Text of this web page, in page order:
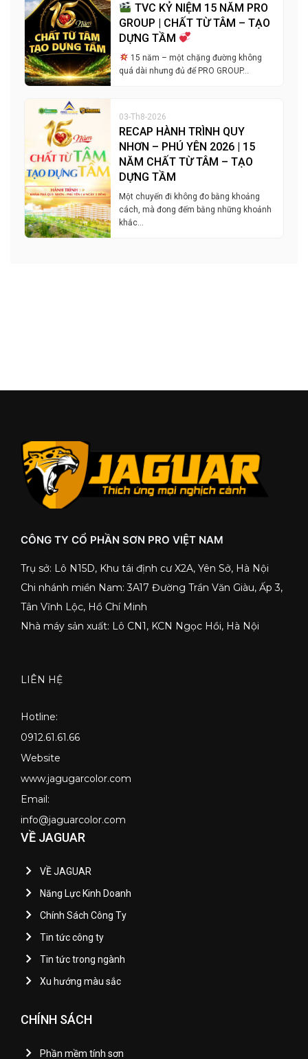
TVC KỶ NIỆM 15 NĂM PRO
GROUP | CHẤT TỪ TÂM – TẠO
DỰNG TẦM
15 năm – một chặng đường không
quá dài nhưng đủ để PRO GROUP…
03-Th8-2026
RECAP HÀNH TRÌNH QUY
NHƠN – PHÚ YÊN 2026 | 15
NĂM CHẤT TỪ TÂM – TẠO
DỰNG TẦM
Một chuyến đi không đo bằng khoảng
cách, mà đong đếm bằng những khoảnh
khắc…
CÔNG TY CỔ PHẦN SƠN PRO VIỆT NAM
Trụ sở: Lô N15D, Khu tái định cư X2A, Yên Sở, Hà Nội
Chi nhánh miền Nam: 3A17 Đường Trần Văn Giàu, Ấp 3,
Tân Vĩnh Lộc, Hồ Chí Minh
Nhà máy sản xuất: Lô CN1, KCN Ngọc Hồi, Hà Nội
LIÊN HỆ
Hotline:
0912.61.61.66
Website
www.jagugarcolor.com
Email:
info@jaguarcolor.com
VỀ JAGUAR
VỀ JAGUAR
Năng Lực Kinh Doanh
Chính Sách Công Ty
Tin tức công ty
Tin tức trong ngành
Xu hướng màu sắc
CHÍNH SÁCH
Phần mềm tính sơn